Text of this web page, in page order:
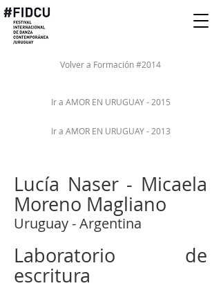
Volver a Formación #2014
Ir a AMOR EN URUGUAY - 2015
Ir a AMOR EN URUGUAY - 2013
Lucía Naser - Micaela
Moreno Magliano
Uruguay - Argentina
Laboratorio de
escritura